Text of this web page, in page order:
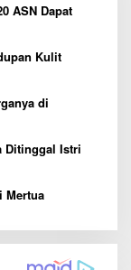
ASN Dapat
Kulit
di
Ditinggal Istri
Mertua